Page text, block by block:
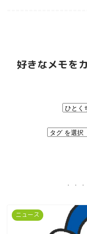
好きなメモを
ニュース